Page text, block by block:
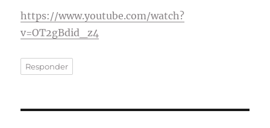
https://www.youtube.com/watch?
v=OT2gBdid_z4
Responder